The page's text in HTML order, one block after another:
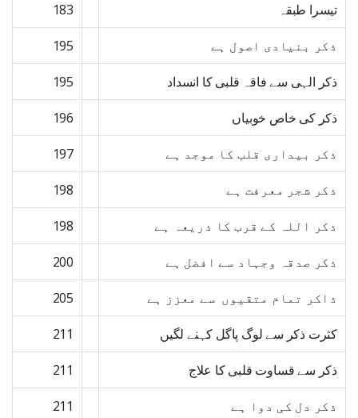
تیسرا طبقہ 183
ذکر بنیادی اصول ہے 195
ذکر الہی سے فاقہ قلبی کا انسداد 195
ذکر کی خاص خوبیاں 196
ذکر بیداری قلب کا موجد ہے 197
ذکر شجر معرفت ہے 198
ذکر اللہ کے قرب کا ذریعہ ہے 198
ذکر صدقہ وجہاد سے افضل ہے 200
ذاکر تمام متقیوں سے معزز ہے 205
کثرت ذکر سے لوگ پاگل کہنے لگیں 211
ذکر سے قساوت قلبی کا علاج 211
ذکر دل کی دوا ہے 211